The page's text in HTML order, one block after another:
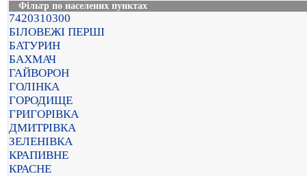
Фільтр по населених пунктах
7420310300
БІЛОВЕЖІ ПЕРШІ
БАТУРИН
БАХМАЧ
ГАЙВОРОН
ГОЛІНКА
ГОРОДИЩЕ
ГРИГОРІВКА
ДМИТРІВКА
ЗЕЛЕНІВКА
КРАПИВНЕ
КРАСНЕ